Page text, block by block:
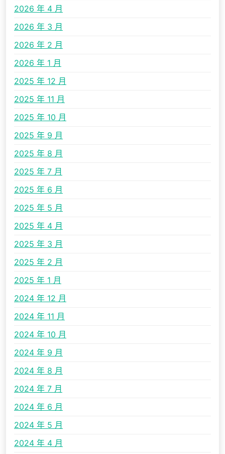
2026 年 4 月
2026 年 3 月
2026 年 2 月
2026 年 1 月
2025 年 12 月
2025 年 11 月
2025 年 10 月
2025 年 9 月
2025 年 8 月
2025 年 7 月
2025 年 6 月
2025 年 5 月
2025 年 4 月
2025 年 3 月
2025 年 2 月
2025 年 1 月
2024 年 12 月
2024 年 11 月
2024 年 10 月
2024 年 9 月
2024 年 8 月
2024 年 7 月
2024 年 6 月
2024 年 5 月
2024 年 4 月